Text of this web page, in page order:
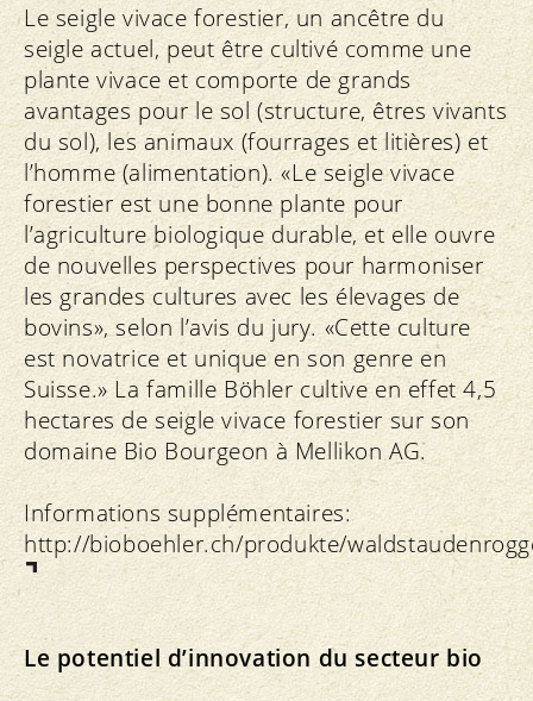
Le seigle vivace forestier, un ancêtre du
seigle actuel, peut être cultivé comme une
plante vivace et comporte de grands
avantages pour le sol (structure, êtres vivants
du sol), les animaux (fourrages et litières) et
l’homme (alimentation). «Le seigle vivace
forestier est une bonne plante pour
l’agriculture biologique durable, et elle ouvre
de nouvelles perspectives pour harmoniser
les grandes cultures avec les élevages de
bovins», selon l’avis du jury. «Cette culture
est novatrice et unique en son genre en
Suisse.» La famille Böhler cultive en effet 4,5
hectares de seigle vivace forestier sur son
domaine Bio Bourgeon à Mellikon AG.
Informations supplémentaires:
http://bioboehler.ch/produkte/
Le potentiel d’innovation du secteur bio